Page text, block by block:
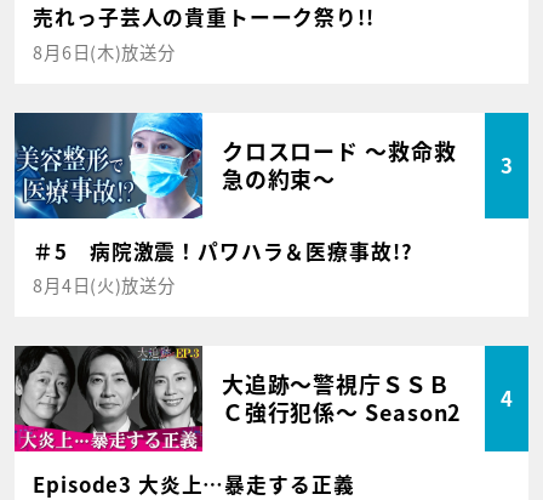
売れっ子芸人の貴重トーーク祭り!!
8月6日(木)放送分
クロスロード ～救命救
急の約束～
3
＃5 病院激震！パワハラ＆医療事故!?
8月4日(火)放送分
大追跡～警視庁ＳＳＢ
Ｃ強行犯係～ Season2
4
Episode3 大炎上…暴走する正義